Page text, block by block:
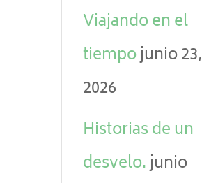
Viajando en el
tiempojunio 23,
2026
Historias de un
desvelo.junio